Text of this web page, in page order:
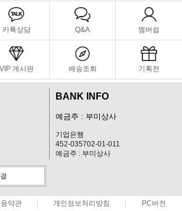
카톡상담 Q&A 멤버쉽
VIP 게시판 배송조회 기획전
BANK INFO
예금주 : 부미상사
기업은행
452-035702-01-011
예금주 : 부미상사
약관 개인정보처리방침 PC버전